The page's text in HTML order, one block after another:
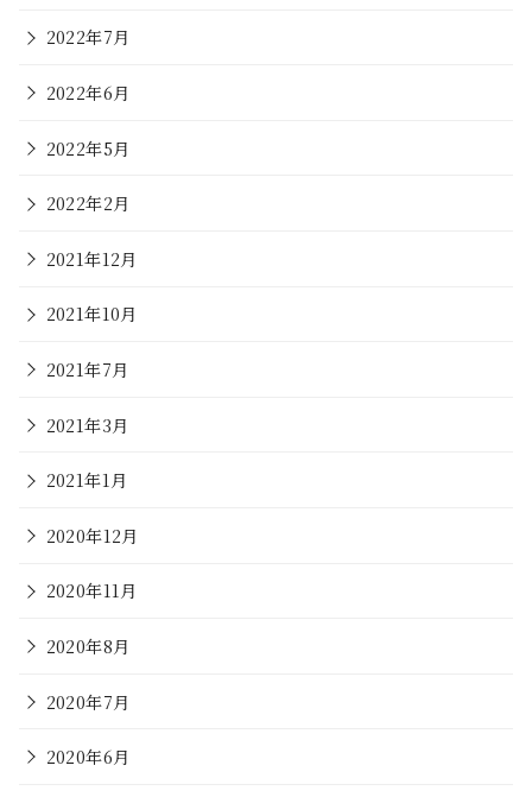
2022年7月
2022年6月
2022年5月
2022年2月
2021年12月
2021年10月
2021年7月
2021年3月
2021年1月
2020年12月
2020年11月
2020年8月
2020年7月
2020年6月